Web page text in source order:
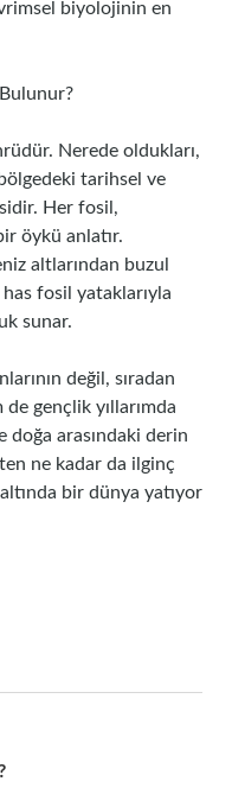
biyolojinin en
Nerede oldukları,
tarihsel ve
Her fosil,
öykü anlatır.
altlarından buzul
fosil yataklarıyla
sunar.
değil, sıradan
gençlik yıllarımda
arasındaki derin
ne kadar da ilginç
altında bir dünya yatıyor